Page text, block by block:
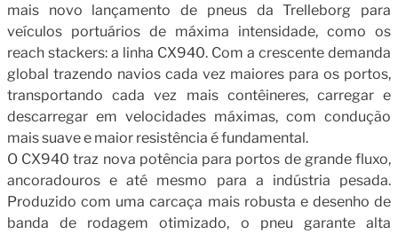
mais novo lançamento de pneus da Trelleborg para
veículos portuários de máxima intensidade, como os
reach stackers: a linha CX940. Com a crescente demanda
global trazendo navios cada vez maiores para os portos,
transportando cada vez mais contêineres, carregar e
descarregar em velocidades máximas, com condução
mais suave e maior resistência é fundamental.
O CX940 traz nova potência para portos de grande fluxo,
ancoradouros e até mesmo para a indústria pesada.
Produzido com uma carcaça mais robusta e desenho de
banda de rodagem otimizado, o pneu garante alta